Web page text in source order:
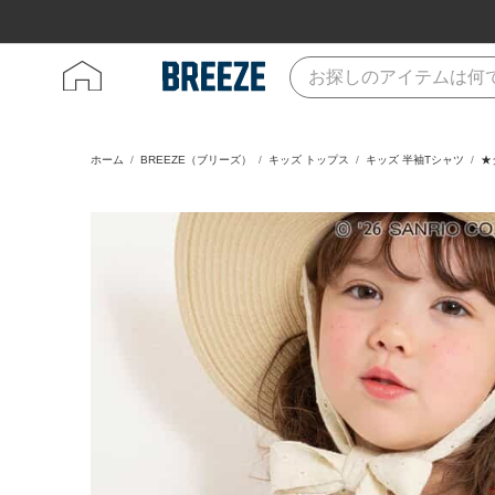
ホーム BREEZE（ブリーズ） キッズ トップス キッズ 半袖Tシャツ ★